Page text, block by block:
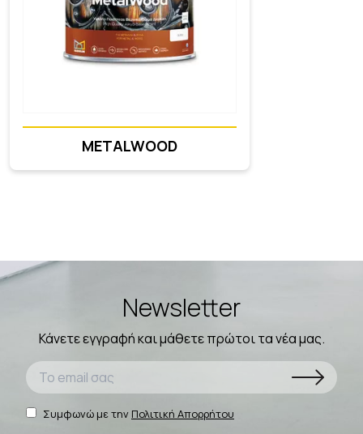
METALWOOD
Newsletter
Κάνετε εγγραφή και μάθετε πρώτοι τα νέα μας.
Συμφωνώ με την Πολιτική Απορρήτου